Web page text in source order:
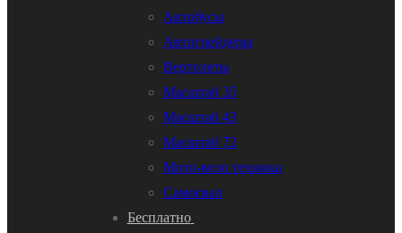
Автобусы
Автогрейдеры
Вертолеты
Масштаб 35
Масштаб 43
Масштаб 72
Мото-вело техника
Самосвал
Бесплатно